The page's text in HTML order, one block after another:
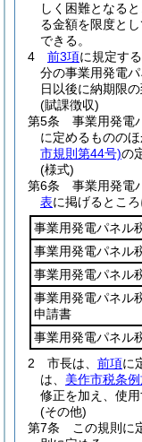
しく困難となる
る金額を限度と
できる。
4
前3項に規定す
分の事業用発電
日以後に納期限
(賦課徴収)
第5条
事業用発電
に定めるもののほ
市規則第44号)の
(様式)
第6条
事業用発電
表に掲げるところ
事業用発電パネル
事業用発電パネル
事業用発電パネル
事業用発電パネル
申請書
事業用発電パネル
2
市長は、 前項に
は、 美作市税条例
修正を加え、使
(その他)
第7条
この規則に